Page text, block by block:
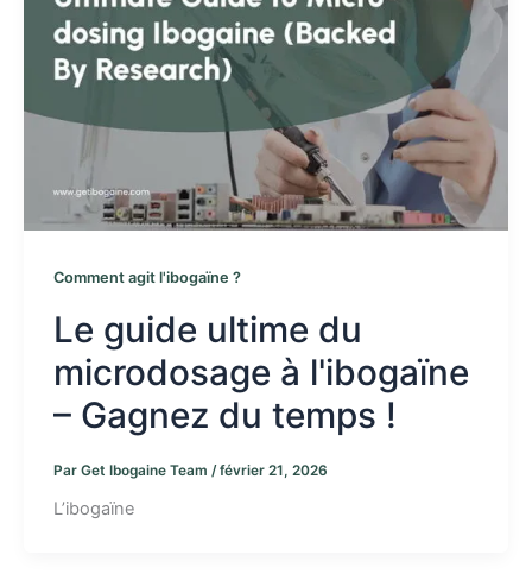
Comment agit l'ibogaïne ?
Le guide ultime du
microdosage à l'ibogaïne
– Gagnez du temps !
Par Get Ibogaine Team /février 21, 2026
L’ibogaïne